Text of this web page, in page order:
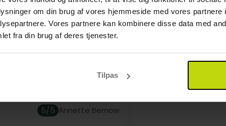
om din brug af vores hjemmeside med vores partnere
Vores partnere kan kombinere disse data med
fra din brug af deres tjenester.
Tilpas
på Hotel Bellevue er lyse, rummelige og
LCD-TV på alle værelser.
lille by, fin sommerby.
5/5 Annette Bernow
og godt hotel. Hotel